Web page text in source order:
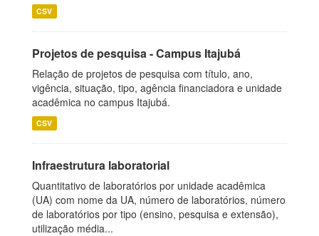
CSV
Projetos de pesquisa - Campus Itajubá
Relação de projetos de pesquisa com título, ano,
vigência, situação, tipo, agência financiadora e unidade
acadêmica no campus Itajubá.
CSV
Infraestrutura laboratorial
Quantitativo de laboratórios por unidade acadêmica
(UA) com nome da UA, número de laboratórios, número
de laboratórios por tipo (ensino, pesquisa e extensão),
utilização média...